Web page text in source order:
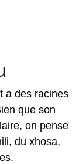
a des racines
que son
on pense
du xhosa,